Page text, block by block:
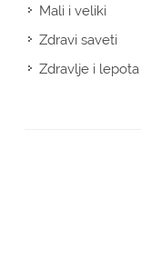
Mali i veliki
Zdravi saveti
Zdravlje i lepota